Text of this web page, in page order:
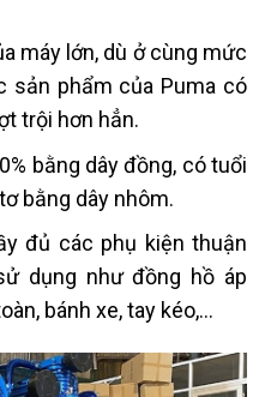
máy lớn, dù ở cùng mức
sản phẩm của Puma có
trội hơn hẳn.
bằng dây đồng, có tuổi
bằng dây nhôm.
đủ các phụ kiện thuận
dụng như đồng hồ áp
bánh xe, tay kéo,…